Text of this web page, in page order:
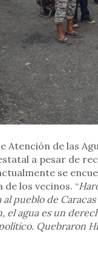
Atención de las
a pesar de
se
los vecinos. “
pueblo de
el agua es un
Quebraron